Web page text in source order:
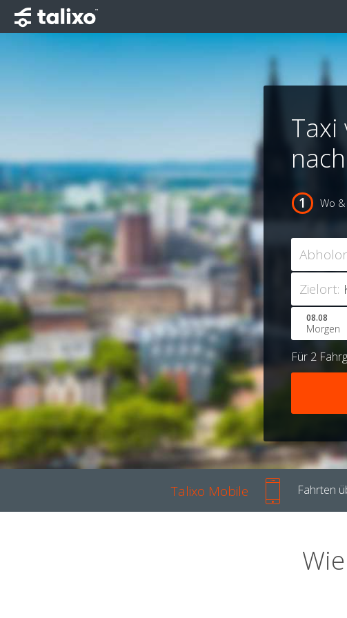
Taxi
Wo
Zielort:
08.08
Morgen
Für 2
Talixo Mobile Fahrten